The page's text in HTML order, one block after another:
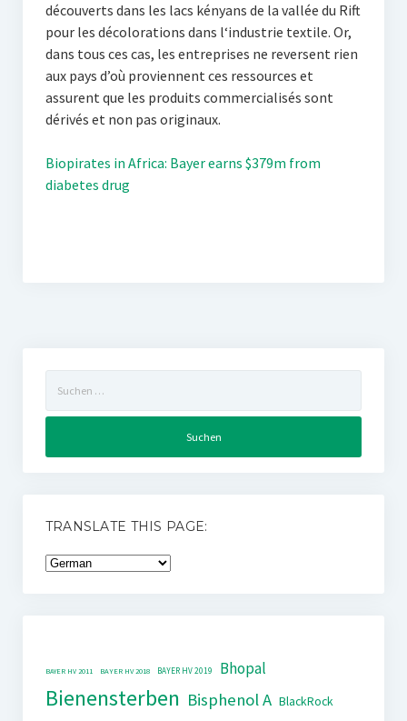
découverts dans les lacs kényans de la vallée du Rift
pour les décolorations dans l‘industrie textile. Or,
dans tous ces cas, les entreprises ne reversent rien
aux pays d’où proviennent ces ressources et
assurent que les produits commercialisés sont
dérivés et non pas originaux.
Biopirates in Africa: Bayer earns $379m from
diabetes drug
nach:
TRANSLATE THIS PAGE:
BAYER HV 2011 BAYER HV 2018 BAYER HV 2019 Bhopal
Bienensterben Bisphenol A BlackRock